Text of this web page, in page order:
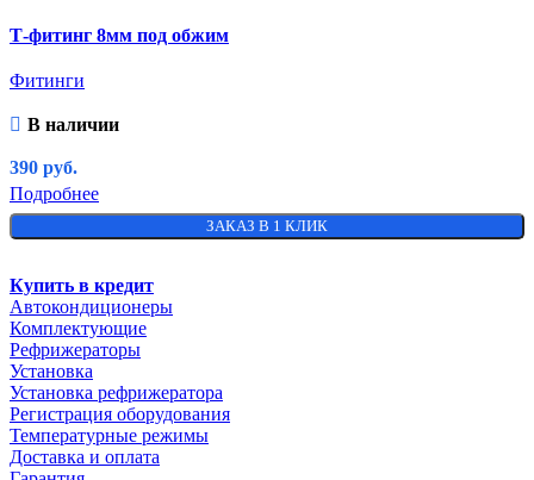
Т-фитинг 8мм под обжим
Фитинги
В наличии
390 руб.
Подробнее
ЗАКАЗ В 1 КЛИК
Купить в кредит
Автокондиционеры
Комплектующие
Рефрижераторы
Установка
Установка рефрижератора
Регистрация оборудования
Температурные режимы
Доставка и оплата